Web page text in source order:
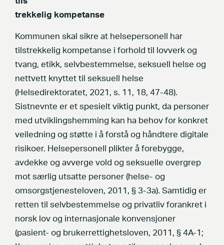
trekkelig kompetanse
Kommunen skal sikre at helsepersonell har
tilstrekkelig kompetanse i forhold til lovverk og
tvang, etikk, selvbestemmelse, seksuell helse og
nettvett knyttet til seksuell helse
(Helsedirektoratet, 2021, s. 11, 18, 47-48).
Sistnevnte er et spesielt viktig punkt, da personer
med utviklingshemming kan ha behov for konkret
veiledning og støtte i å forstå og håndtere digitale
risikoer. Helsepersonell plikter å forebygge,
avdekke og avverge vold og seksuelle overgrep
mot særlig utsatte personer (helse- og
omsorgstjenesteloven, 2011, § 3-3a). Samtidig er
retten til selvbestemmelse og privatliv forankret i
norsk lov og internasjonale konvensjoner
(pasient- og brukerrettighetsloven, 2011, § 4A-1;